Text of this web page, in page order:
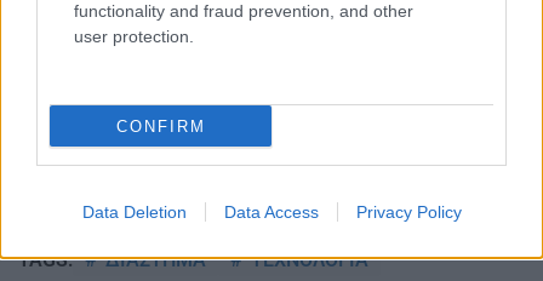
functionality and fraud prevention, and other
user protection.
CONFIRM
Data Deletion Data Access Privacy Policy
TAGS: ΔΙΑΣΤΗΜΑ ΤΕΧΝΟΛΟΓΙΑ